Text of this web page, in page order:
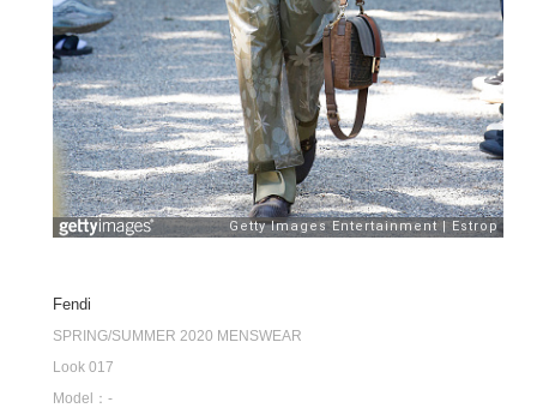
Fendi
SPRING/SUMMER 2020 MENSWEAR
Look 017
Model：-